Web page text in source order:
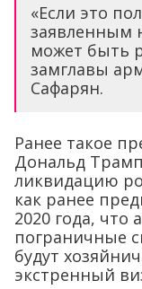
«Если это
заявленным
может быть
замглавы
Сафарян.
Ранее такое
Дональд
ликвидацию
как ранее
2020 года, что
пограничные
будут
экстренный